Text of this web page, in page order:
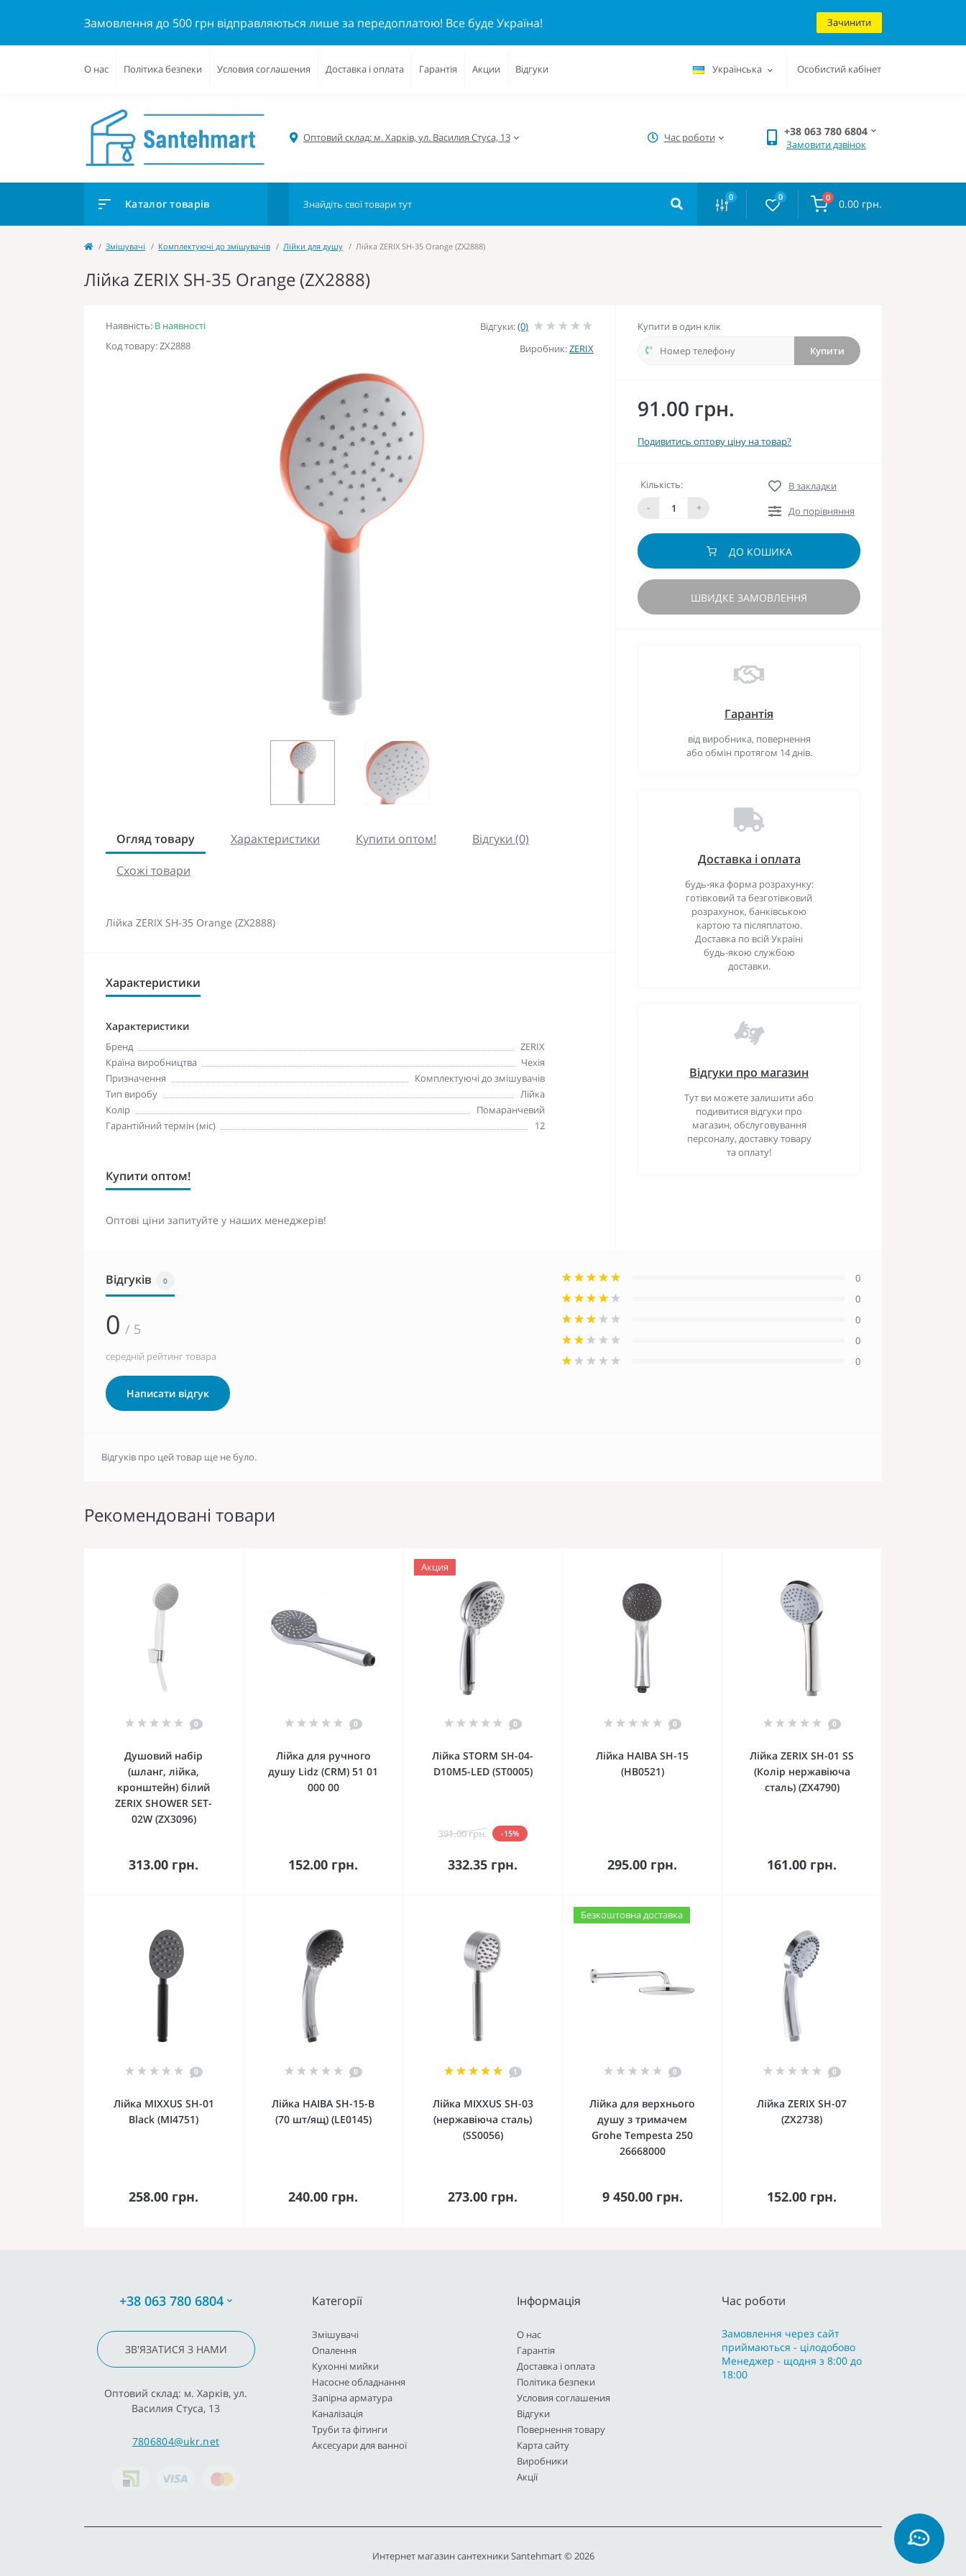
Замовлення до 500 грн відправляються лише за передоплатою! Все буде Україна! Зачинити
О нас Політика безпеки Условия соглашения Доставка і оплата Гарантія Акции Відгуки Українська Особистий кабінет
Оптовий склад: м. Харків, ул. Василия Стуса, 13 Час роботи +38 063 780 6804
Замовити дзвінок
Каталог товарів 0 0 0 0.00 грн.
Змішувачі Комплектуючі до змішувачів Лійки для душу Лійка ZERIX SH-35 Orange (ZX2888)
Лійка ZERIX SH-35 Orange (ZX2888)
Наявність: В наявності
Код товару: ZX2888
Відгуки:(0)
Виробник:ZERIX
Огляд товару Характеристики Купити оптом!
Відгуки (0)
Схожі товари
Лійка ZERIX SH-35 Orange (ZX2888)
Характеристики
Характеристики
Бренд
ZERIX
Країна виробництва
Чехія
Призначення
Комплектуючі до змішувачів
Тип виробу
Лійка
Колір
Помаранчевий
Гарантійний термін (міс)
12
Купити оптом!
Оптові ціни запитуйте у наших менеджерів!
Купити в один клік
Купити
91.00 грн.
Подивитись оптову ціну на товар?
Кількість:
-
+
В закладки
До порівняння
ДО КОШИКА
ШВИДКЕ ЗАМОВЛЕННЯ
Гарантія
від виробника, повернення
або обмін протягом 14 днів.
Доставка і оплата
будь-яка форма розрахунку:
готівковий та безготівковий
розрахунок, банківською
картою та післяплатою.
Доставка по всій Україні
будь-якою службою
доставки.
Відгуки про магазин
Тут ви можете залишити або
подивитися відгуки про
магазин, обслуговування
персоналу, доставку товару
та оплату!
Відгуків 0
0 / 5
середній рейтинг товара
Написати відгук
0
0
0
0
0
Відгуків про цей товар ще не було.
Рекомендовані товари
0
Душовий набір
(шланг, лійка,
кронштейн) білий
ZERIX SHOWER SET-
02W (ZX3096)
313.00 грн.
До кошика
0
Лійка для ручного
душу Lidz (CRM) 51 01
000 00
152.00 грн.
До кошика
Акция
0
Лійка STORM SH-04-
D10M5-LED (ST0005)
391.00 грн. -15%
332.35 грн.
До кошика
0
Лійка HAIBA SH-15
(HB0521)
295.00 грн.
До кошика
0
Лійка ZERIX SH-01 SS
(Колір нержавіюча
сталь) (ZX4790)
161.00 грн.
До кошика
0
Лійка MIXXUS SH-01
Black (MI4751)
258.00 грн.
До кошика
0
Лійка HAIBA SH-15-B
(70 шт/ящ) (LE0145)
240.00 грн.
До кошика
1
Лійка MIXXUS SH-03
(нержавіюча сталь)
(SS0056)
273.00 грн.
До кошика
Безкоштовна доставка
0
Лійка для верхнього
душу з тримачем
Grohe Tempesta 250
26668000
9 450.00 грн.
До кошика
0
Лійка ZERIX SH-07
(ZX2738)
152.00 грн.
До кошика
+38 063 780 6804
ЗВ'ЯЗАТИСЯ З НАМИ
Оптовий склад: м. Харків, ул.
Василия Стуса, 13
7806804@ukr.net
Категорії
Змішувачі
Опалення
Кухонні мийки
Насосне обладнання
Запірна арматура
Каналізація
Труби та фітинги
Аксесуари для ванної
Інформація
О нас
Гарантія
Доставка і оплата
Політика безпеки
Условия соглашения
Відгуки
Повернення товару
Карта сайту
Виробники
Акції
Час роботи
Замовлення через сайт
приймаються - цілодобово
Менеджер - щодня з 8:00 до
18:00
Интернет магазин сантехники Santehmart © 2026